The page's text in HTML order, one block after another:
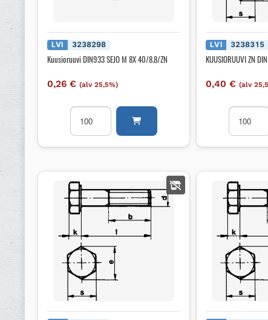
LVI 3238298
Kuusioruuvi DIN933 SEJO M 8X 40/8.8/ZN
0,26€ (alv 25,5%)
Kuusioruuvi
DIN933
SEJO
määrä
LVI 3238315
KUUSIORUUVI ZN
0,40€ (alv
ZN
DIN
määrä